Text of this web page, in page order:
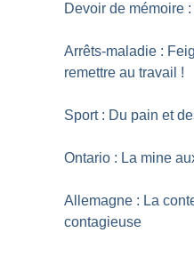
Devoir de mémoire
Arrêts-maladie :
remettre au travail !
Sport : Du pain et
Ontario : La mine
Allemagne : La
contagieuse